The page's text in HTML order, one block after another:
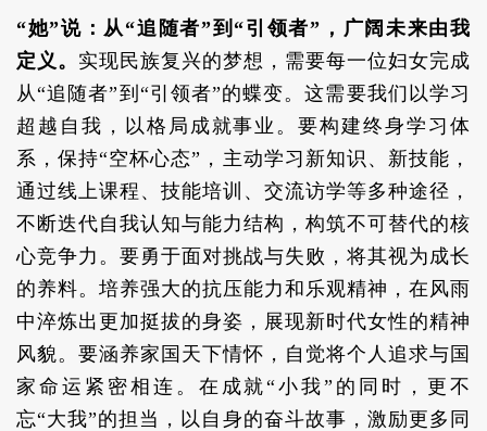
“她”说：从“追随者”到“引领者”，广阔未来由我
定义。 实现民族复兴的梦想，需要每一位妇女完成
从“追随者”到“引领者”的蝶变。这需要我们以学习
超越自我，以格局成就事业。要构建终身学习体
系，保持“空杯心态”，主动学习新知识、新技能，
通过线上课程、技能培训、交流访学等多种途径，
不断迭代自我认知与能力结构，构筑不可替代的核
心竞争力。要勇于面对挑战与失败，将其视为成长
的养料。培养强大的抗压能力和乐观精神，在风雨
中淬炼出更加挺拔的身姿，展现新时代女性的精神
风貌。要涵养家国天下情怀，自觉将个人追求与国
家命运紧密相连。在成就“小我”的同时，更不
忘“大我”的担当，以自身的奋斗故事，激励更多同